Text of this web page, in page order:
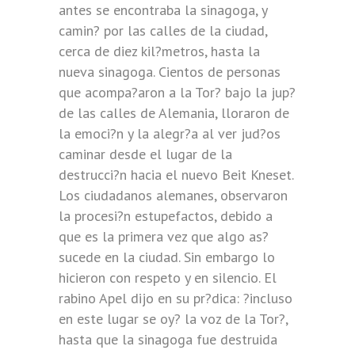
antes se encontraba la sinagoga, y
camin? por las calles de la ciudad,
cerca de diez kil?metros, hasta la
nueva sinagoga. Cientos de personas
que acompa?aron a la Tor? bajo la jup?
de las calles de Alemania, lloraron de
la emoci?n y la alegr?a al ver jud?os
caminar desde el lugar de la
destrucci?n hacia el nuevo Beit Kneset.
Los ciudadanos alemanes, observaron
la procesi?n estupefactos, debido a
que es la primera vez que algo as?
sucede en la ciudad. Sin embargo lo
hicieron con respeto y en silencio. El
rabino Apel dijo en su pr?dica: ?incluso
en este lugar se oy? la voz de la Tor?,
hasta que la sinagoga fue destruida